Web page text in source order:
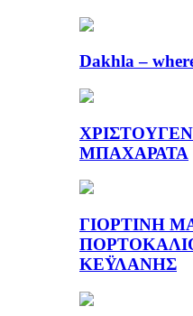
Dakhla –
ΜΠΑΧΑΡΑΤΑ
ΓΙΟΡΤΙΝΗ
ΚΕΫΛΑΝΗΣ